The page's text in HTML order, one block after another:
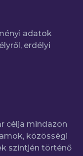
adatok
erdélyi
célja mindazon
közösségi
szintjén történő